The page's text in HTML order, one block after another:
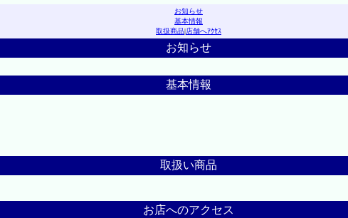
お知らせ
基本情報
取扱商品|店舗へｱｸｾｽ
お知らせ
基本情報
取扱い商品
お店へのアクセス